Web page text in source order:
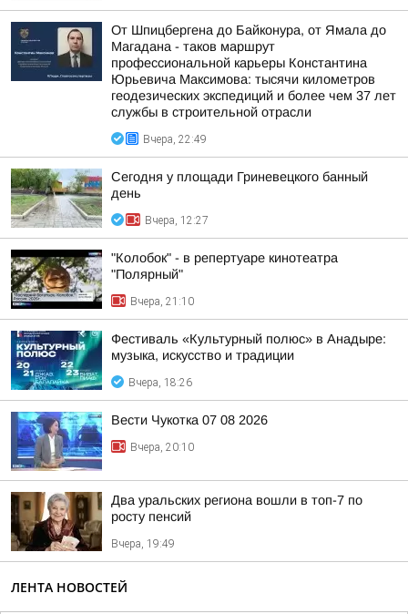
От Шпицбергена до Байконура, от Ямала до
Магадана - таков маршрут
профессиональной карьеры Константина
Юрьевича Максимова: тысячи километров
геодезических экспедиций и более чем 37 лет
службы в строительной отрасли
Вчера, 22:49
Сегодня у площади Гриневецкого банный
день
Вчера, 12:27
"Колобок" - в репертуаре кинотеатра
"Полярный"
Вчера, 21:10
Фестиваль «Культурный полюс» в Анадыре:
музыка, искусство и традиции
Вчера, 18:26
Вести Чукотка 07 08 2026
Вчера, 20:10
Два уральских региона вошли в топ-7 по
росту пенсий
Вчера, 19:49
ЛЕНТА НОВОСТЕЙ